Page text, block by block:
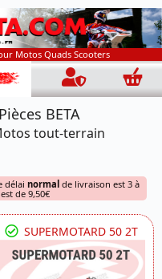
Motos Quads Scooters
Connection
Pièces BETA
tout-terrain
délai normal de livraison est 3 à
de 9,50€
SUPERMOTARD 50 2T